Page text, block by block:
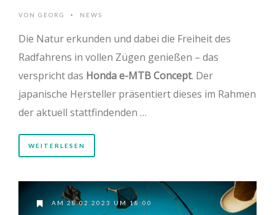
VON GEORG • NEWS
Die Natur erkunden und dabei die Freiheit des
Radfahrens in vollen Zügen genießen – das
verspricht das Honda e-MTB Concept. Der
japanische Hersteller präsentiert dieses im Rahmen
der aktuell stattfindenden …
WEITERLESEN
AM 28.02.2023 UM 18:00